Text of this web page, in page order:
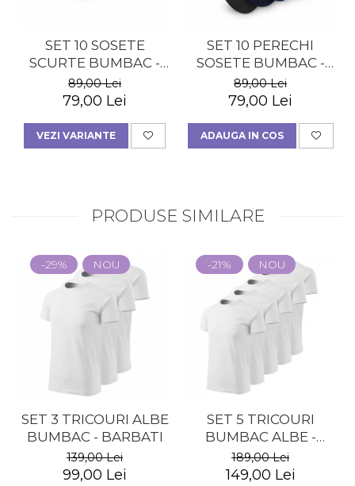
SET 10 SOSETE
SCURTE BUMBAC -
BARBATI
89,00 Lei
79,00 Lei
VEZI VARIANTE
SET 10 PERECHI
SOSETE BUMBAC -
MULTICOLOR -
BARBATI
89,00 Lei
79,00 Lei
ADAUGA IN COS
PRODUSE SIMILARE
-29% NOU
SET 3 TRICOURI ALBE
BUMBAC - BARBATI
139,00 Lei
99,00 Lei
-21% NOU
SET 5 TRICOURI
BUMBAC ALBE -
BARBATI
189,00 Lei
149,00 Lei